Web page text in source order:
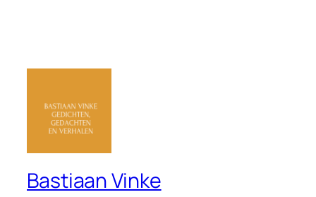
Bastiaan Vinke